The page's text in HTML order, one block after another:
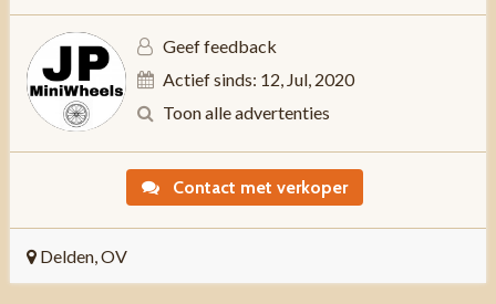
Geef feedback
Actief sinds: 12, Jul, 2020
Toon alle advertenties
Contact met verkoper
Delden, OV